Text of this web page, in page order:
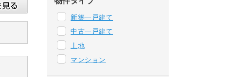
新築一戸建て
中古一戸建て
土地
マンション